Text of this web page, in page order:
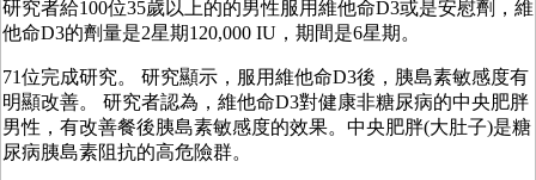
研究者給100位35歲以上的的男性服用維他命D3或是安慰劑，維
他命D3的劑量是2星期120,000 IU，期間是6星期。
71位完成研究。 研究顯示，服用維他命D3後，胰島素敏感度有
明顯改善。 研究者認為，維他命D3對健康非糖尿病的中央肥胖
男性，有改善餐後胰島素敏感度的效果。中央肥胖(大肚子)是糖
尿病胰島素阻抗的高危險群。